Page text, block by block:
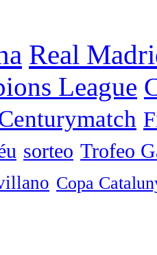
Real
League
sorteo Trofeo
Copa